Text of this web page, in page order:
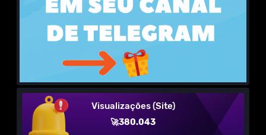
Visualizações (Site)
🚀380.043